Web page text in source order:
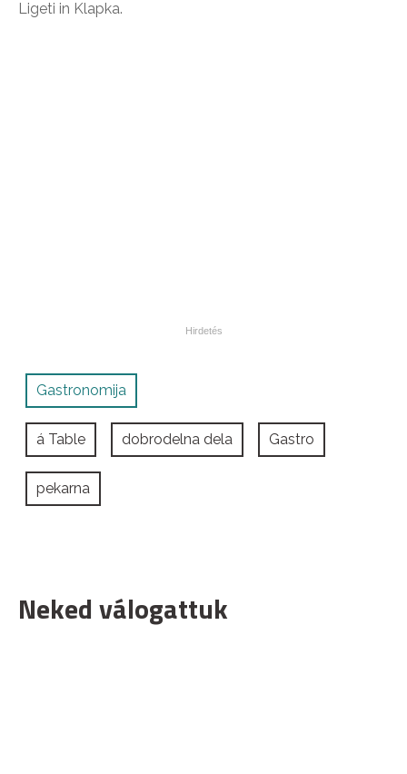
Ligeti in Klapka.
Gastronomija
á Table dobrodelna dela Gastro
pekarna
Neked válogattuk